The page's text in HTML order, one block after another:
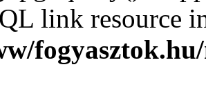
link resource